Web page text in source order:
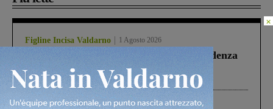
Figline Incisa Valdarno 1 Agosto 2026
Piscina di Figline finanziata oltre la scadenza
Pnrr, il gruppo di Fratelli d’Italia: “Un
ringraziamento al Governo”
Cronaca 4 Agosto 2026
×